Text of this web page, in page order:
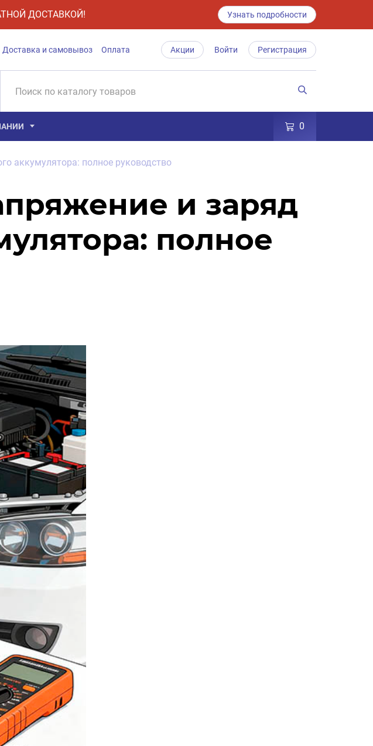
ДОСТАВКОЙ! Узнать подробности
Доставка и самовывоз Оплата Акции Войти Регистрация
0
аккумулятора: полное руководство
и заряд
полное